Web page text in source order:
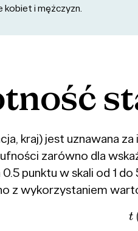
kobiet i mężczyzn.
kraj) jest uznawana
zarówno dla
punktu w skali od 1
z wykorzystaniem